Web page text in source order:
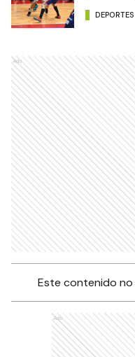
DEPORTES
Ads
Este contenido
Ads